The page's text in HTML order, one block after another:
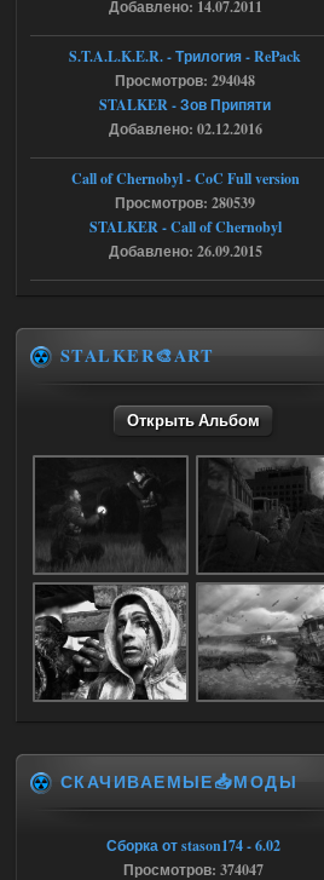
18:37
r4908778
с избавлением от баласта,
доходяга.
Путь во мгле + GUNSLINGER mod
Stalker-Mods-Clan-su
Доступно только для пользователей
Путь во мгле + GUNSLINGER mod
stalker673920
где пароль?
Ответить ➤
05.08.2026
Dead Air: Refined
09:03
Stalker-Mods-Clan-su
Доступно только для пользователей
Объединенный Пак 2 + OGSR +
STCoP WP 3.4
Stalker-Mods-Clan-su
Добавлено: 14.07.2011
S.T.A.L.K.E.R. - Трилогия - RePack
Просмотров: 294048
STALKER - Зов Припяти
Добавлено: 02.12.2016
Call of Chernobyl - CoC Full version
Просмотров: 280539
STALKER - Call of Chernobyl
Добавлено: 26.09.2015
STALKER🎨ART
Открыть Альбом
СКАЧИВАЕМЫЕ📥МОДЫ
Сборка от stason174 - 6.02
Просмотров: 374047